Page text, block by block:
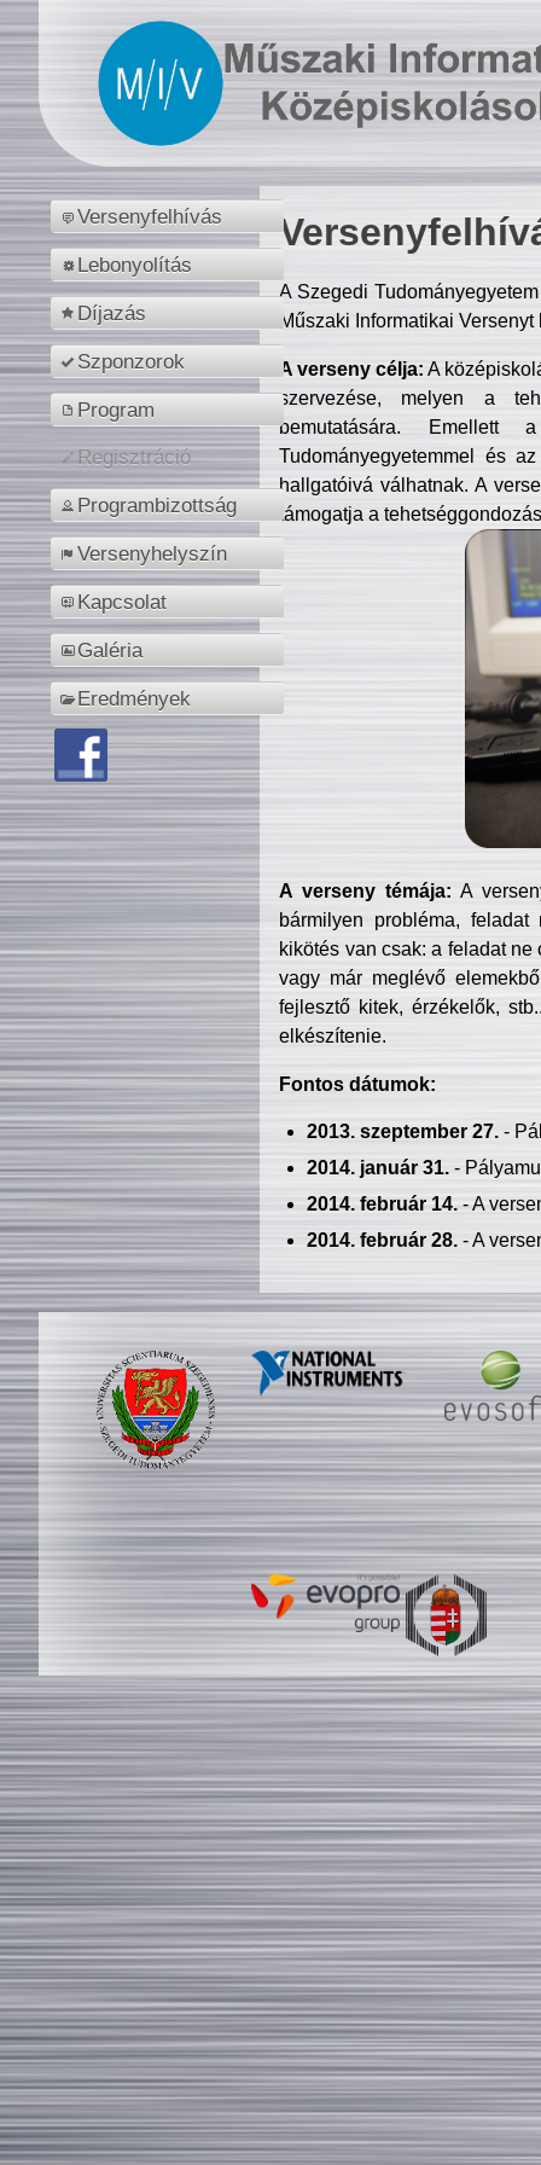
Versenyfelhívás
Lebonyolítás
Díjazás
Szponzorok
Program
Regisztráció
Programbizottság
Versenyhelyszín
Kapcsolat
Galéria
Eredmények
A Szegedi
Műszaki Informatikai
A verseny célja: A
szervezése, melyen a
bemutatására. Emellett
Tudományegyetemmel és
hallgatóivá válhatnak. A
támogatja a
A verseny témája: A
bármilyen probléma, feladat
kikötés van csak: a feladat
vagy már meglévő
fejlesztő kitek, érzékelők,
elkészítenie.
Fontos dátumok:
2013. szeptember 27.-
2014. január 31.-
2014. február 14.- A
2014. február 28.- A